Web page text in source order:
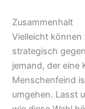
Zusammenhalt
Vielleicht können
strategisch
jemand, der eine
Menschenfeind
umgehen. Lasst